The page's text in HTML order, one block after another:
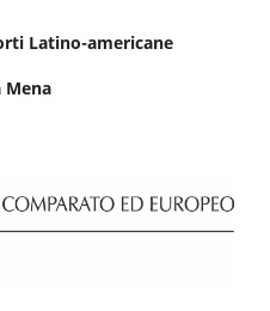
Latino-americane
Mena